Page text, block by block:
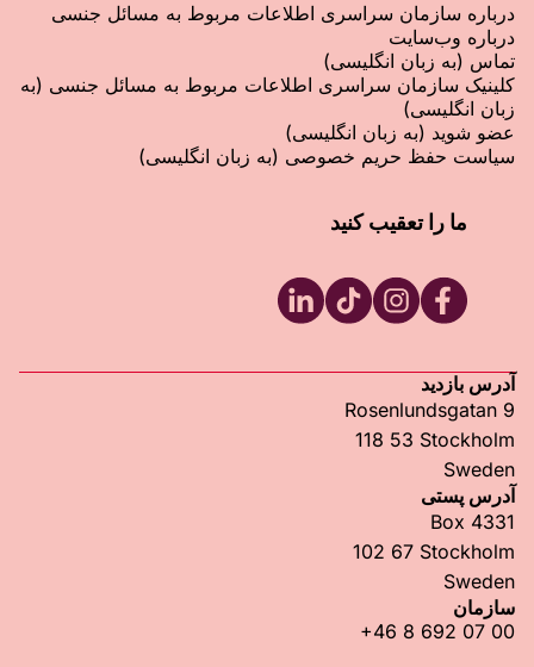
درباره سازمان سراسری اطلاعات مربوط به مسائل جنسی
درباره وب‌‌سایت
تماس (به زبان انگلیسی)
کلینیک سازمان سراسری اطلاعات مربوط به مسائل جنسی (به
زبان انگلیسی)
عضو شوید (به زبان انگلیسی)
سیاست حفظ حریم خصوصی (به زبان انگلیسی)
ما را تعقیب کنید
آدرس بازدید
Rosenlundsgatan 9
118 53 Stockholm
Sweden
آدرس پستی
Box 4331
102 67 Stockholm
Sweden
سازمان
+46 8 692 07 00